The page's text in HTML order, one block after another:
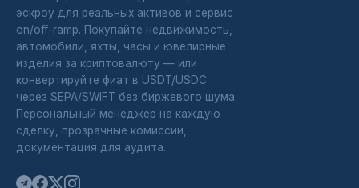
эскроу для реальных активов и сервис
on/off-ramp. Покупайте недвижимость,
автомобили, яхты, часы и ювелирные
изделия за криптовалюту — или
конвертируйте фиат в USDT/USDC
через SEPA/SWIFT без биржевого шума.
Персональный менеджер на каждую
сделку, прозрачные комиссии,
документация для аудита.